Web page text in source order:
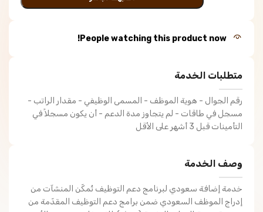
People watching this product now!
متطلبات الخدمة
رقم الجوال - هوية الموظف - المسمى الوظيفي - مقدار الراتب -
مسجل في طاقات - لم يتجاوز مدة الدعم - أن يكون مسجلاً في
التأمينات قبل 3 أشهر على الأقل
وصف الخدمة
خدمة إضافة سعودي لبرنامج دعم التوظيف تُمكّن المنشآت من
إدراج الموظف السعودي ضمن برامج دعم التوظيف المقدّمة من